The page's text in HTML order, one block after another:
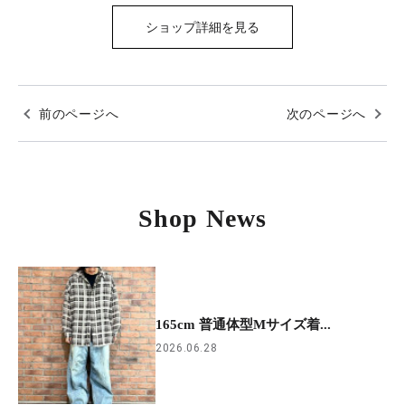
ショップ詳細を見る
前のページへ 次のページへ
Shop News
165cm 普通体型Mサイズ着...
2026.06.28